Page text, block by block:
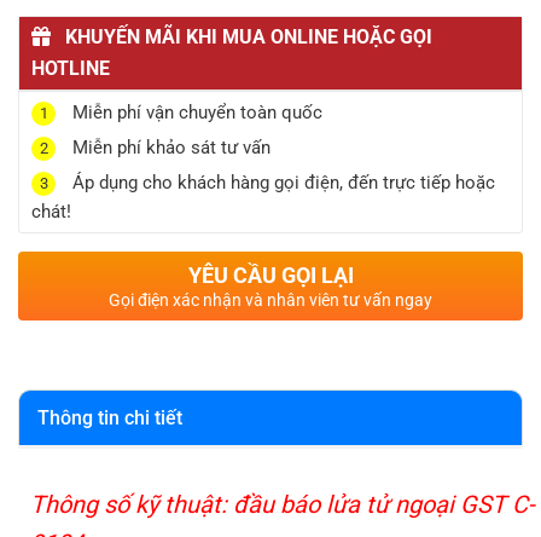
KHUYẾN MÃI KHI MUA ONLINE HOẶC GỌI
HOTLINE
1 Miễn phí vận chuyển toàn quốc
2 Miễn phí khảo sát tư vấn
3
Áp dụng cho khách hàng gọi điện, đến trực tiếp hoặc
chát!
YÊU CẦU GỌI LẠI
Gọi điện xác nhận và nhân viên tư vấn ngay
Thông tin chi tiết
Thông số kỹ thuật: đầu báo lửa tử ngoại GST C-